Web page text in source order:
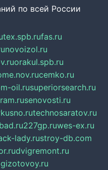
по всей России
fas.ru
novoizol.ru
orakul.spb.ru
cemko.ru
oil.rusuperiorsearch.ru
senovosti.ru
technosaratov.ru
227gp.ruwes-ex.ru
lady.rustroy-db.com
dvigremont.ru